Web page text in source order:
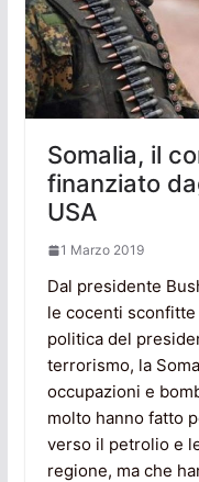
Somalia, il
finanziato
USA
1 Marzo 2019
Dal presidente
le cocenti sconfitte
politica del
terrorismo, la
occupazioni e
molto hanno fatto
verso il petrolio e
regione, ma che